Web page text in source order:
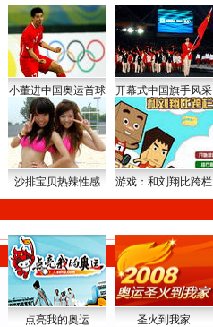
小董进中国奥运首球 开幕式中国旗手风采
沙排宝贝热辣性感 游戏：和刘翔比跨栏
点亮我的奥运
圣火到我家